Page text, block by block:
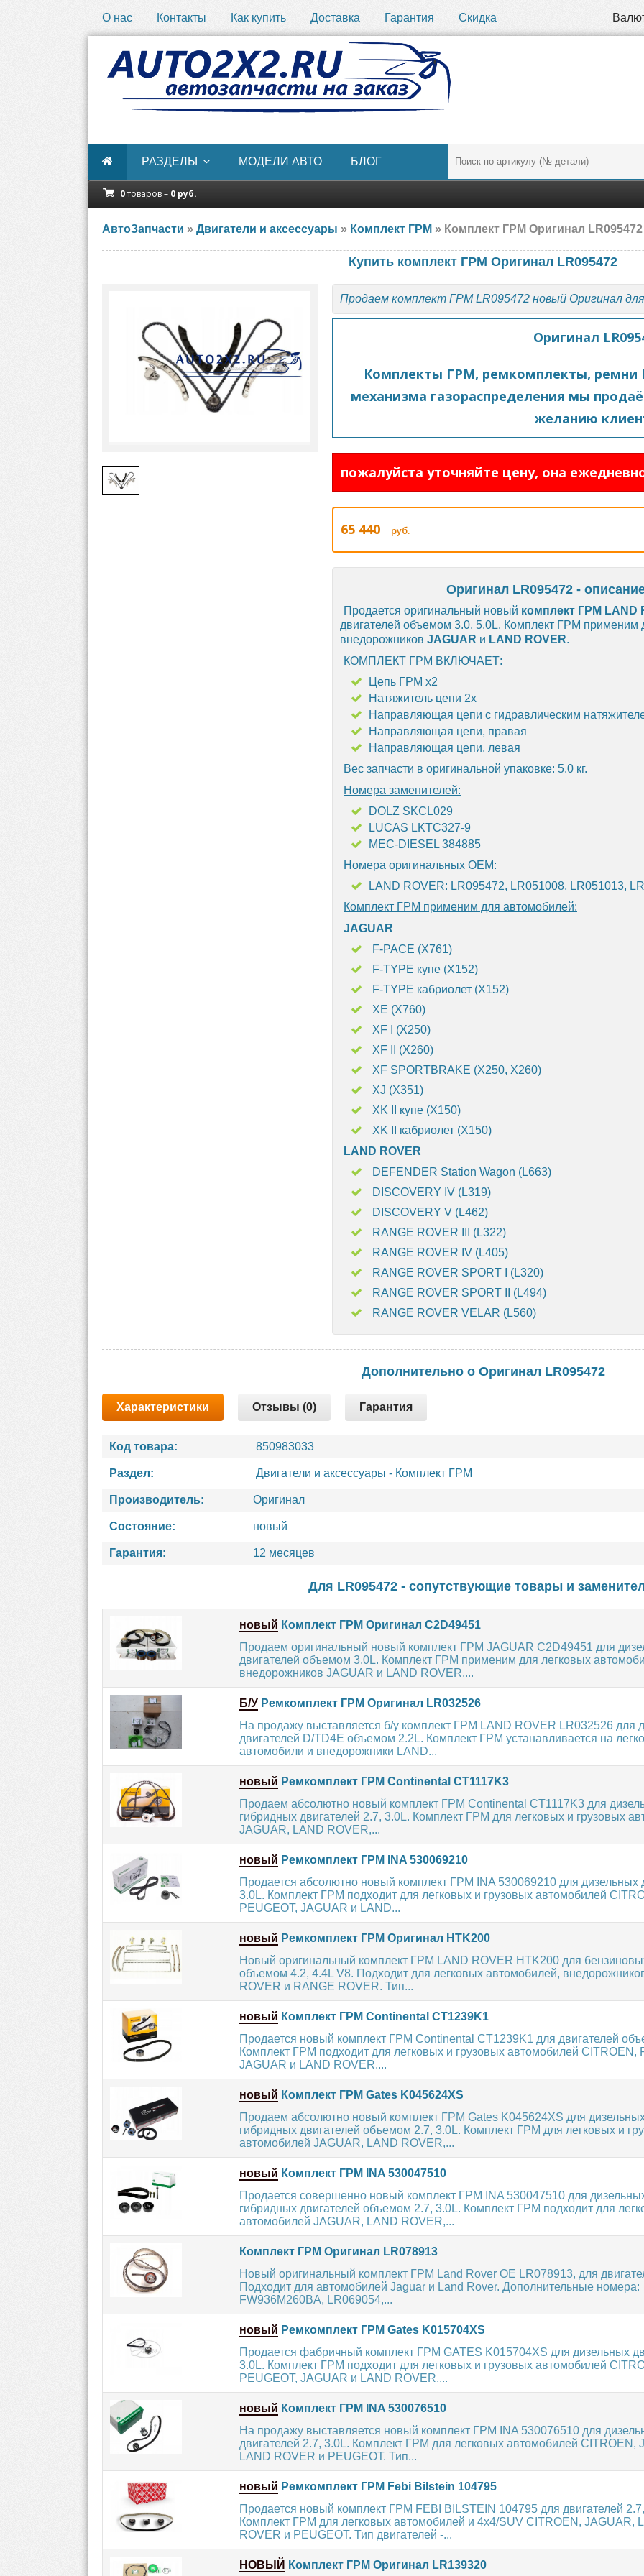
О нас Контакты Как купить Доставка Гарантия Скидка
РАЗДЕЛЫ МОДЕЛИ АВТО БЛОГ
0товаров – 0 руб.
АвтоЗапчасти » Двигатели и аксессуары » Комплект ГРМ » Комплект ГРМ Оригинал
Купить комплект ГРМ Оригинал LR095472
Продаем комплект ГРМ LR095472 новый Оригинал
Оригинал
Комплекты ГРМ, ремкомплекты, ремни
механизма газораспределения мы
желанию
пожалуйста уточняйте цену, она
65 440 руб.
Оригинал LR095472 -
Продается оригинальный новый комплект ГРМ LAND
двигателей объемом 3.0, 5.0L. Комплект ГРМ применим
внедорожников JAGUAR и LAND ROVER.
КОМПЛЕКТ ГРМ ВКЛЮЧАЕТ:
Цепь ГРМ х2
Натяжитель цепи 2x
Направляющая цепи с гидравлическим
Направляющая цепи, правая
Направляющая цепи, левая
Вес запчасти в оригинальной упаковке: 5.0 кг.
Номера заменителей:
DOLZ SKCL029
LUCAS LKTC327-9
MEC-DIESEL 384885
Номера оригинальных OEM:
LAND ROVER: LR095472, LR051008, LR051013,
Комплект ГРМ применим для автомобилей:
JAGUAR
F-PACE (X761)
F-TYPE купе (X152)
F-TYPE кабриолет (X152)
XE (X760)
XF I (X250)
XF II (X260)
XF SPORTBRAKE (X250, X260)
XJ (X351)
XK II купе (X150)
XK II кабриолет (X150)
LAND ROVER
DEFENDER Station Wagon (L663)
DISCOVERY IV (L319)
DISCOVERY V (L462)
RANGE ROVER III (L322)
RANGE ROVER IV (L405)
RANGE ROVER SPORT I (L320)
RANGE ROVER SPORT II (L494)
RANGE ROVER VELAR (L560)
Дополнительно о Оригинал LR095472
Характеристики Отзывы (0) Гарантия
Код товара: 850983033
Раздел: Двигатели и аксессуары - Комплект ГРМ
Производитель: Оригинал
Состояние: новый
Гарантия: 12 месяцев
Для LR095472 - сопутствующие товары и
новый Комплект ГРМ Оригинал C2D49451
Продаем оригинальный новый комплект ГРМ JAGUAR C2D49451 для
двигателей объемом 3.0L. Комплект ГРМ применим для легковых
внедорожников JAGUAR и LAND ROVER....
Б/У Ремкомплект ГРМ Оригинал LR032526
На продажу выставляется б/у комплект ГРМ LAND ROVER LR032526 для
двигателей D/TD4E объемом 2.2L. Комплект ГРМ устанавливается на
автомобили и внедорожники LAND...
новый Ремкомплект ГРМ Continental CT1117K3
Продаем абсолютно новый комплект ГРМ Continental CT1117K3 для
гибридных двигателей 2.7, 3.0L. Комплект ГРМ для легковых и грузовых
JAGUAR, LAND ROVER,...
новый Ремкомплект ГРМ INA 530069210
Продается абсолютно новый комплект ГРМ INA 530069210 для дизельных
3.0L. Комплект ГРМ подходит для легковых и грузовых автомобилей
PEUGEOT, JAGUAR и LAND...
новый Ремкомплект ГРМ Оригинал HTK200
Новый оригинальный комплект ГРМ LAND ROVER HTK200 для
объемом 4.2, 4.4L V8. Подходит для легковых автомобилей,
ROVER и RANGE ROVER. Тип...
новый Комплект ГРМ Continental CT1239K1
Продается новый комплект ГРМ Continental CT1239K1 для двигателей
Комплект ГРМ подходит для легковых и грузовых автомобилей CITROEN,
JAGUAR и LAND ROVER....
новый Комплект ГРМ Gates K045624XS
Продаем абсолютно новый комплект ГРМ Gates K045624XS для
гибридных двигателей объемом 2.7, 3.0L. Комплект ГРМ для легковых и
автомобилей JAGUAR, LAND ROVER,...
новый Комплект ГРМ INA 530047510
Продается совершенно новый комплект ГРМ INA 530047510 для
гибридных двигателей объемом 2.7, 3.0L. Комплект ГРМ подходит для
автомобилей JAGUAR, LAND ROVER,...
Комплект ГРМ Оригинал LR078913
Новый оригинальный комплект ГРМ Land Rover OE LR078913, для
Подходит для автомобилей Jaguar и Land Rover. Дополнительные номера:
FW936M260BA, LR069054,...
новый Ремкомплект ГРМ Gates K015704XS
Продается фабричный комплект ГРМ GATES K015704XS для дизельных
3.0L. Комплект ГРМ подходит для легковых и грузовых автомобилей
PEUGEOT, JAGUAR и LAND ROVER....
новый Комплект ГРМ INA 530076510
На продажу выставляется новый комплект ГРМ INA 530076510 для
двигателей 2.7, 3.0L. Комплект ГРМ для легковых автомобилей CITROEN,
LAND ROVER и PEUGEOT. Тип...
новый Ремкомплект ГРМ Febi Bilstein 104795
Продается новый комплект ГРМ FEBI BILSTEIN 104795 для двигателей
Комплект ГРМ для легковых автомобилей и 4х4/SUV CITROEN, JAGUAR,
ROVER и PEUGEOT. Тип двигателей -...
НОВЫЙ Комплект ГРМ Оригинал LR139320